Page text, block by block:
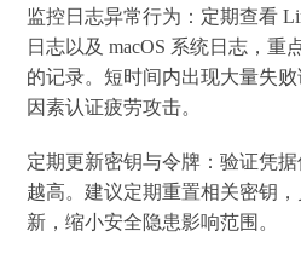
监控日志异常行为：定期查看
日志以及 macOS 系统日志，重
的记录。短时间内出现大量失
因素认证疲劳攻击。
定期更新密钥与令牌：验证凭
越高。建议定期重置相关密钥
新，缩小安全隐患影响范围。